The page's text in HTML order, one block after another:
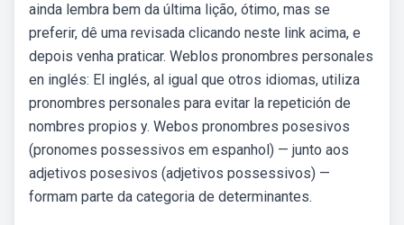
ainda lembra bem da última lição, ótimo, mas se
preferir, dê uma revisada clicando neste link acima, e
depois venha praticar. Weblos pronombres personales
en inglés: El inglés, al igual que otros idiomas, utiliza
pronombres personales para evitar la repetición de
nombres propios y. Webos pronombres posesivos
(pronomes possessivos em espanhol) — junto aos
adjetivos posesivos (adjetivos possessivos) —
formam parte da categoria de determinantes.